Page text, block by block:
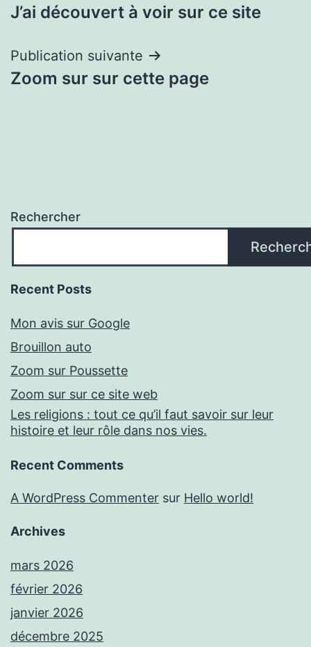
de
l’article
J’ai découvert à voir sur ce site
Publication suivante
Zoom sur sur cette page
Rechercher
Recent Posts
Mon avis sur Google
Brouillon auto
Zoom sur Poussette
Zoom sur sur ce site web
Les religions : tout ce qu’il faut savoir sur leur
histoire et leur rôle dans nos vies.
Recent Comments
A WordPress Commenter sur Hello world!
Archives
mars 2026
février 2026
janvier 2026
décembre 2025